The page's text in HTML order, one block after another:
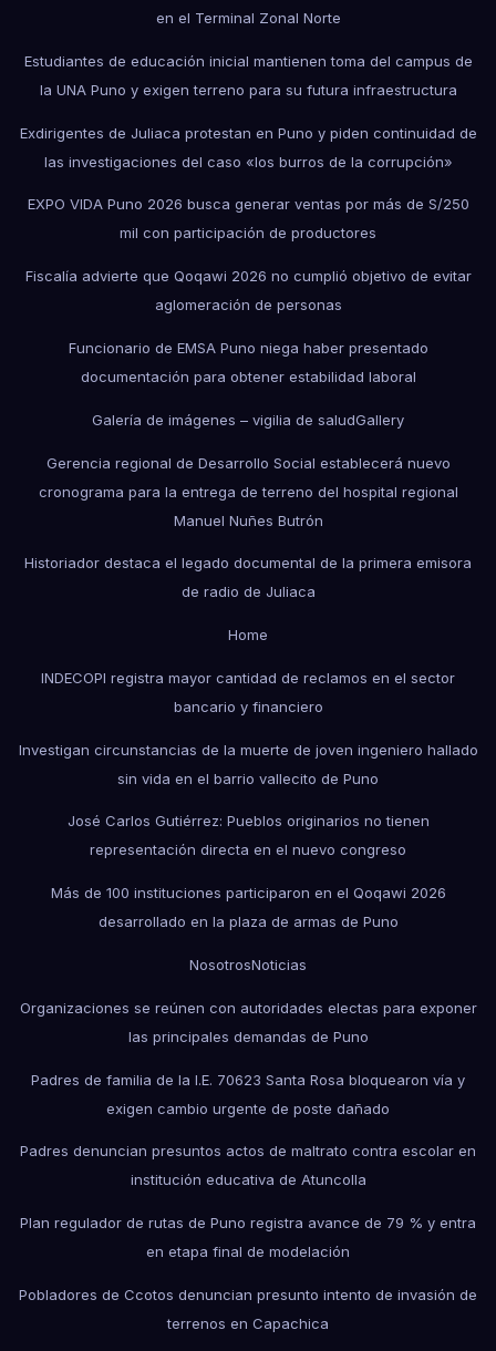
en el Terminal Zonal Norte
Estudiantes de educación inicial mantienen toma del campus de
la UNA Puno y exigen terreno para su futura infraestructura
Exdirigentes de Juliaca protestan en Puno y piden continuidad de
las investigaciones del caso «los burros de la corrupción»
EXPO VIDA Puno 2026 busca generar ventas por más de S/250
mil con participación de productores
Fiscalía advierte que Qoqawi 2026 no cumplió objetivo de evitar
aglomeración de personas
Funcionario de EMSA Puno niega haber presentado
documentación para obtener estabilidad laboral
Galería de imágenes – vigilia de saludGallery
Gerencia regional de Desarrollo Social establecerá nuevo
cronograma para la entrega de terreno del hospital regional
Manuel Nuñes Butrón
Historiador destaca el legado documental de la primera emisora
de radio de Juliaca
Home
INDECOPI registra mayor cantidad de reclamos en el sector
bancario y financiero
Investigan circunstancias de la muerte de joven ingeniero hallado
sin vida en el barrio vallecito de Puno
José Carlos Gutiérrez: Pueblos originarios no tienen
representación directa en el nuevo congreso
Más de 100 instituciones participaron en el Qoqawi 2026
desarrollado en la plaza de armas de Puno
NosotrosNoticias
Organizaciones se reúnen con autoridades electas para exponer
las principales demandas de Puno
Padres de familia de la I.E. 70623 Santa Rosa bloquearon vía y
exigen cambio urgente de poste dañado
Padres denuncian presuntos actos de maltrato contra escolar en
institución educativa de Atuncolla
Plan regulador de rutas de Puno registra avance de 79 % y entra
en etapa final de modelación
Pobladores de Ccotos denuncian presunto intento de invasión de
terrenos en Capachica